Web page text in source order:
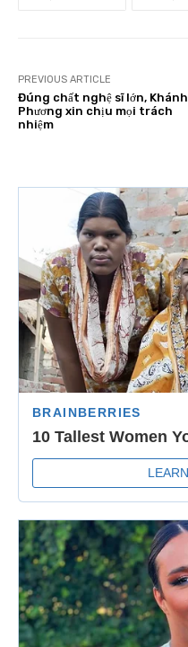
PREVIOUS ARTICLE
Đúng chất nghệ sĩ lớn, Khánh
Phương xin chịu mọi trách
nhiệm